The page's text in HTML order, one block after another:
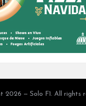
2026 — Solo F1. All rights